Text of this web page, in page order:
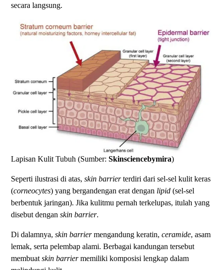
secara langsung.
Lapisan Kulit Tubuh (Sumber:Skinsciencebymira)
Seperti ilustrasi di atas,skin barrierterdiri dari sel-sel kulit keras
(corneocytes) yang bergandengan erat dengan lipid (sel-sel
berbentuk jaringan). Jika kulitmu pernah terkelupas, itulah yang
disebut denganskin barrier.
Di dalamnya,skin barriermengandung keratin,ceramide, asam
lemak, serta pelembap alami. Berbagai kandungan tersebut
membuatskin barriermemiliki komposisi lengkap dalam